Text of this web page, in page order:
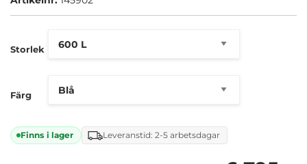
Storlek
Färg
Finns i lager Leveranstid: 2-5 arbetsdagar